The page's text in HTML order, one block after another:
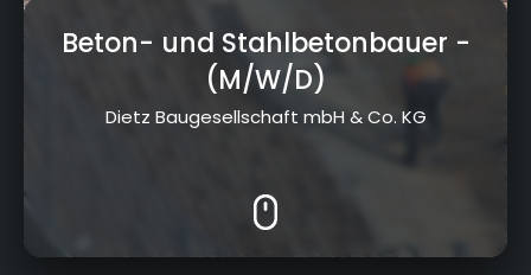
Beton- und Stahlbetonbauer -
(M/W/D)
Dietz Baugesellschaft mbH & Co. KG